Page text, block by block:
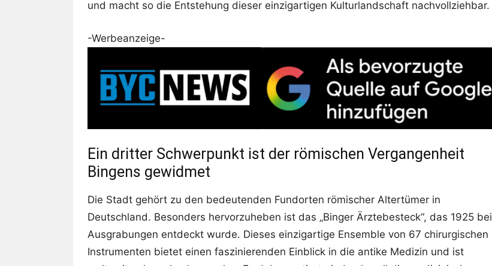
und macht so die Entstehung dieser einzigartigen Kulturlandschaft nachvollziehbar.
-Werbeanzeige-
Ein dritter Schwerpunkt ist der römischen Vergangenheit
Bingens gewidmet
Die Stadt gehört zu den bedeutenden Fundorten römischer Altertümer in
Deutschland. Besonders hervorzuheben ist das „Binger Ärztebesteck“, das 1925 bei
Ausgrabungen entdeckt wurde. Dieses einzigartige Ensemble von 67 chirurgischen
Instrumenten bietet einen faszinierenden Einblick in die antike Medizin und ist